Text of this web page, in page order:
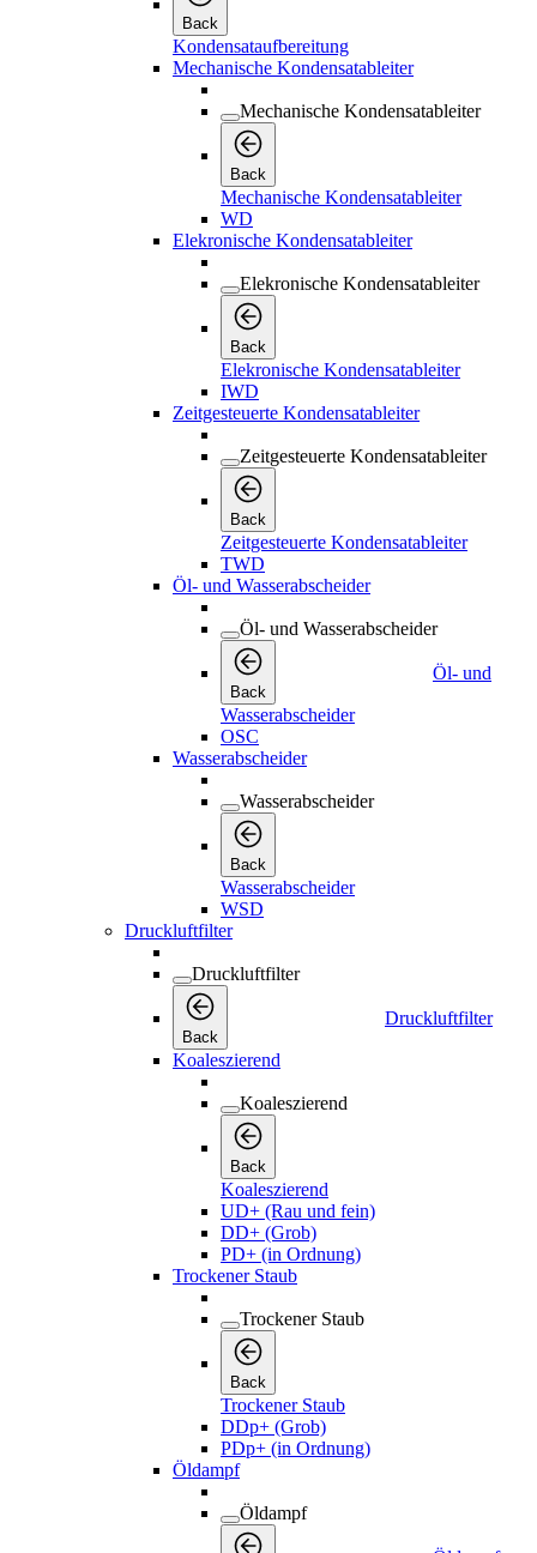
Back
Kondensataufbereitung
Mechanische Kondensatableiter
Mechanische Kondensatableiter
Back
Mechanische Kondensatableiter
WD
Elekronische Kondensatableiter
Elekronische Kondensatableiter
Back
Elekronische Kondensatableiter
IWD
Zeitgesteuerte Kondensatableiter
Zeitgesteuerte Kondensatableiter
Back
Zeitgesteuerte Kondensatableiter
TWD
Öl- und Wasserabscheider
Öl- und Wasserabscheider
Back
Öl- und
Wasserabscheider
OSC
Wasserabscheider
Wasserabscheider
Back
Wasserabscheider
WSD
Druckluftfilter
Druckluftfilter
Back
Druckluftfilter
Koaleszierend
Koaleszierend
Back
Koaleszierend
UD+ (Rau und fein)
DD+ (Grob)
PD+ (in Ordnung)
Trockener Staub
Trockener Staub
Back
Trockener Staub
DDp+ (Grob)
PDp+ (in Ordnung)
Öldampf
Öldampf